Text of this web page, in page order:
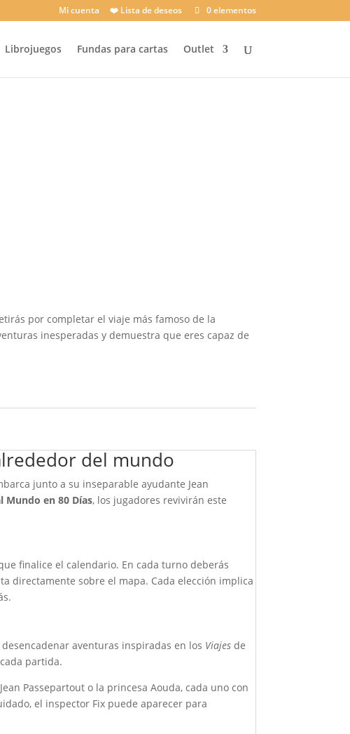
Mi cuenta ❤️ Lista de deseos 0 elementos
Librojuegos Fundas para cartas Outlet
por completar el viaje más famoso de la
inesperadas y demuestra que eres capaz de
del mundo
junto a su inseparable ayudante Jean
Mundo en 80 Días, los jugadores revivirán este
finalice el calendario. En cada turno deberás
directamente sobre el mapa. Cada elección implica
aventuras inspiradas en los Viajes de
partida.
Passepartout o la princesa Aouda, cada uno con
el inspector Fix puede aparecer para